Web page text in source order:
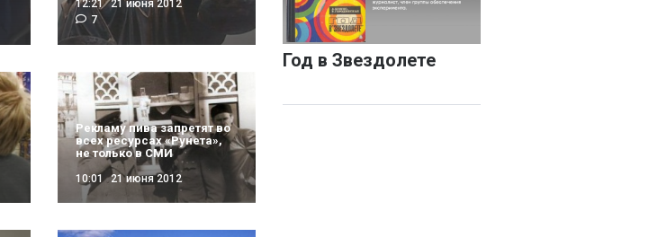
12:21 21 июня 2012
7
Рекламу пива запретят во
всех ресурсах «Рунета»,
не только в СМИ
10:01 21 июня 2012
Год в Звездолете